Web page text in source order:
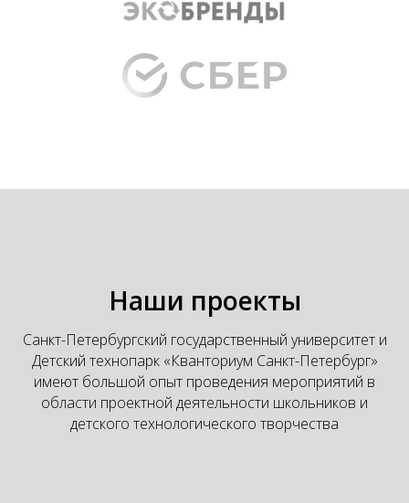
Наши проекты
Санкт-Петербургский государственный университет и
Детский технопарк «Кванториум Санкт-Петербург»
имеют большой опыт проведения мероприятий в
области проектной деятельности школьников и
детского технологического творчества